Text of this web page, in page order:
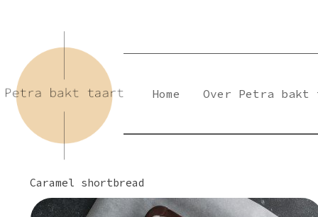
content
Petra Bakt Taart
Home Over Petra
Caramel shortbread